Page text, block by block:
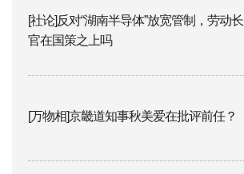
[社论]反对“湖南半导体”放宽管制，劳动长
官在国策之上吗
[万物相]京畿道知事秋美爱在批评前任？